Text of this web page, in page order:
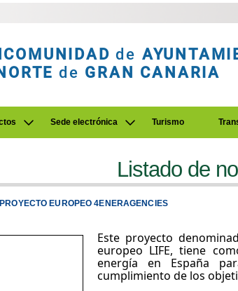
de
de GRAN CANARIA
Sede electrónica Turismo
Listado de
EUROPEO 4ENERAGENCIES
Este proyecto
europeo LIFE, tiene
energía en España
cumplimiento de los